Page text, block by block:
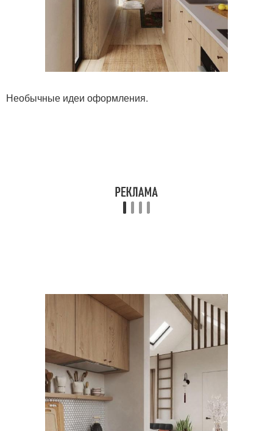
Необычные идеи оформления.